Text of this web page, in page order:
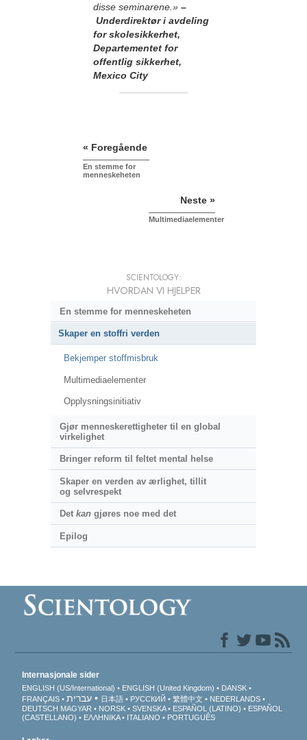
disse seminarene.» –
Underdirektør i avdeling
for skolesikkerhet,
Departementet for
offentlig sikkerhet,
Mexico City
« Foregående
En stemme for
menneskeheten
Neste »
Multimediaelementer
SCIENTOLOGY:
HVORDAN VI HJELPER
En stemme for menneskeheten
Skaper en stoffri verden
Bekjemper stoffmisbruk
Multimediaelementer
Opplysningsinitiativ
Gjør menneskerettigheter til en global
virkelighet
Bringer reform til feltet mental helse
Skaper en verden av ærlighet, tillit
og selvrespekt
Det kangjøres noe med det
Epilog
Internasjonale sider
ENGLISH (US/International) ENGLISH (United Kingdom)
DANSK
FRANÇAIS
עברית 日本語 РУССКИЙ 繁體中文
NEDERLANDS
DEUTSCH MAGYAR NORSK SVENSKA ESPAÑOL (LATINO)
ESPAÑOL
(CASTELLANO)
ΕΛΛΗΝΙΚA ITALIANO PORTUGUÊS